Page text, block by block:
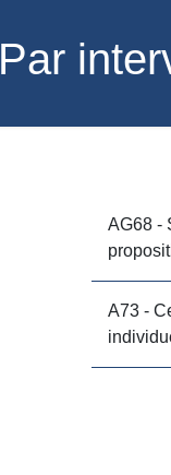
Par
AG68 -
A73 -